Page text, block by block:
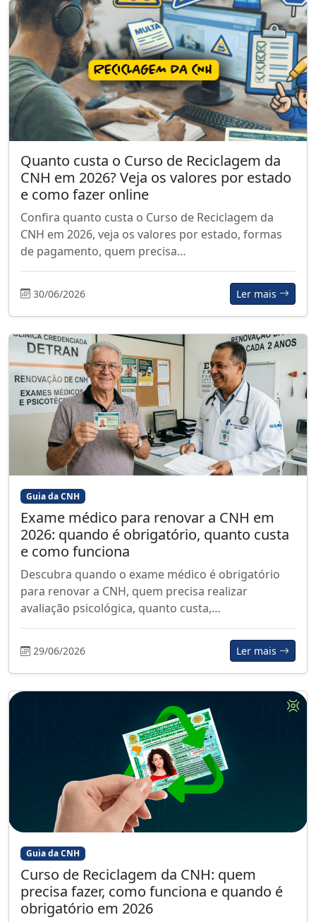
Quanto custa o Curso de Reciclagem da
CNH em 2026? Veja os valores por estado
e como fazer online
Confira quanto custa o Curso de Reciclagem da
CNH em 2026, veja os valores por estado, formas
de pagamento, quem precisa…
30/06/2026 Ler mais
Guia da CNH
Exame médico para renovar a CNH em
2026: quando é obrigatório, quanto custa
e como funciona
Descubra quando o exame médico é obrigatório
para renovar a CNH, quem precisa realizar
avaliação psicológica, quanto custa,…
29/06/2026 Ler mais
Guia da CNH
Curso de Reciclagem da CNH: quem
precisa fazer, como funciona e quando é
obrigatório em 2026